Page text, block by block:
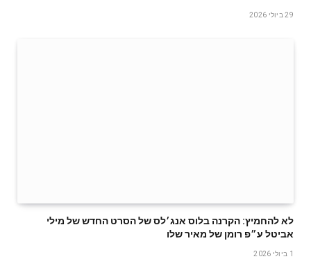
29 ביולי 2026
לא להחמיץ: הקרנה בלוס אנג׳לס של הסרט החדש של מילי
אביטל ע״פ רומן של מאיר שלו
1 ביולי 2026